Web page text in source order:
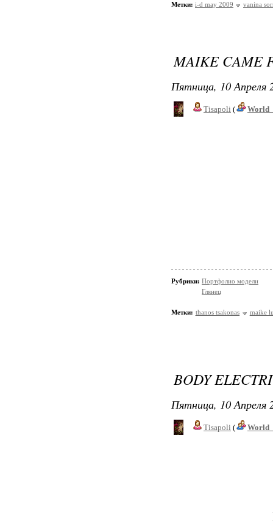
Метки: i-d may 2009 vanina
MAIKE CAME
Пятница, 10 Апреля
Tisapoli (
Рубрики: Портфолио модели
Глянец
Метки: thanos tsakonas maike
BODY
Пятница, 10 Апреля
Tisapoli (